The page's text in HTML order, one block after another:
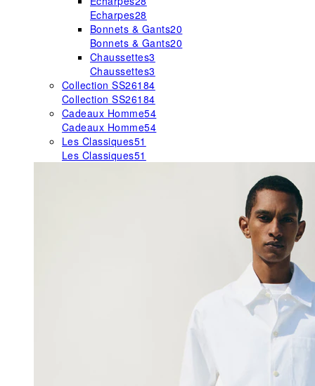
Echarpes28
Bonnets & Gants20
Bonnets & Gants20
Chaussettes3
Chaussettes3
Collection SS26184
Collection SS26184
Cadeaux Homme54
Cadeaux Homme54
Les Classiques51
Les Classiques51